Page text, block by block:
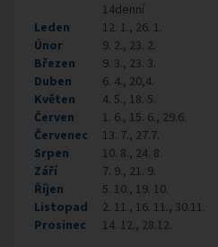
14denní
Leden
12. 1., 26. 1.
Únor
9. 2., 23. 2.
Březen
9. 3., 23. 3.
Duben
6. 4., 20,4.
Květen
4. 5., 18. 5.
Červen
1. 6., 15. 6., 29.6.
Červenec
13. 7., 27.7.
Srpen
10. 8., 24. 8.
Září
7. 9., 21. 9.
Říjen
5. 10., 19. 10.
Listopad
2. 11., 16. 11., 30.11.
Prosinec
14. 12., 28.12.